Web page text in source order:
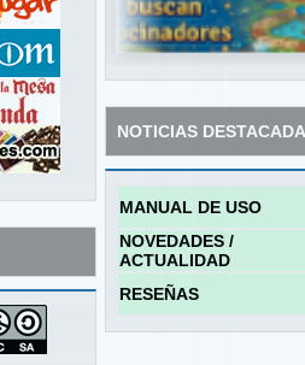
NOTICIAS
MANUAL DE USO
NOVEDADES /
ACTUALIDAD
RESEÑAS